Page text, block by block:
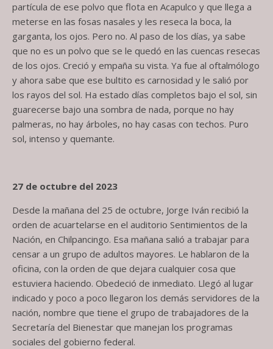
partícula de ese polvo que flota en Acapulco y que llega a
meterse en las fosas nasales y les reseca la boca, la
garganta, los ojos. Pero no. Al paso de los días, ya sabe
que no es un polvo que se le quedó en las cuencas resecas
de los ojos. Creció y empaña su vista. Ya fue al oftalmólogo
y ahora sabe que ese bultito es carnosidad y le salió por
los rayos del sol. Ha estado días completos bajo el sol, sin
guarecerse bajo una sombra de nada, porque no hay
palmeras, no hay árboles, no hay casas con techos. Puro
sol, intenso y quemante.
27 de octubre del 2023
Desde la mañana del 25 de octubre, Jorge Iván recibió la
orden de acuartelarse en el auditorio Sentimientos de la
Nación, en Chilpancingo. Esa mañana salió a trabajar para
censar a un grupo de adultos mayores. Le hablaron de la
oficina, con la orden de que dejara cualquier cosa que
estuviera haciendo. Obedeció de inmediato. Llegó al lugar
indicado y poco a poco llegaron los demás servidores de la
nación, nombre que tiene el grupo de trabajadores de la
Secretaría del Bienestar que manejan los programas
sociales del gobierno federal.